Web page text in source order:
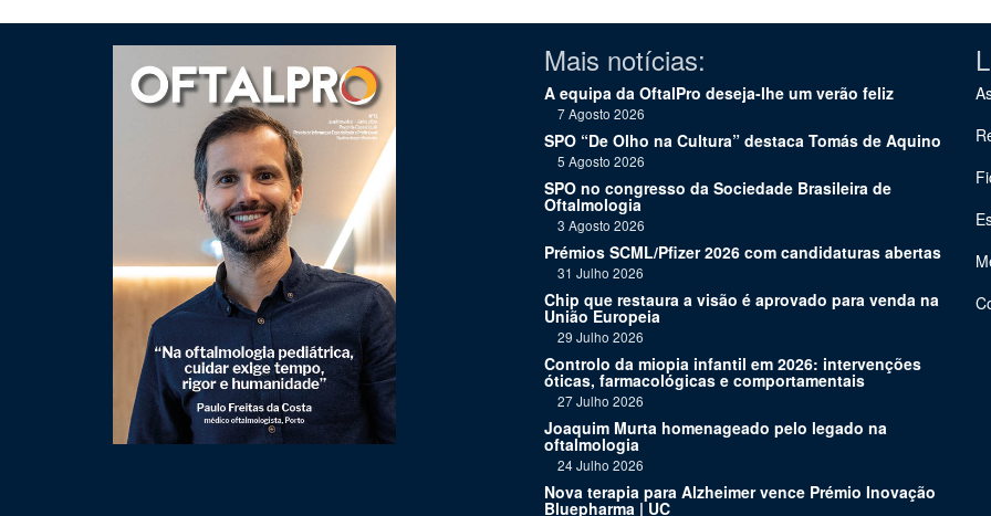
Clique para ler
Mais notícias:
A equipa da OftalPro deseja-lhe um verão feliz
7 Agosto 2026
SPO “De Olho na Cultura” destaca Tomás de Aquino
5 Agosto 2026
SPO no congresso da Sociedade Brasileira de
Oftalmologia
3 Agosto 2026
Prémios SCML/Pfizer 2026 com candidaturas abertas
31 Julho 2026
Chip que restaura a visão é aprovado para venda na
União Europeia
29 Julho 2026
Controlo da miopia infantil em 2026: intervenções
óticas, farmacológicas e comportamentais
27 Julho 2026
Joaquim Murta homenageado pelo legado na
oftalmologia
24 Julho 2026
Nova terapia para Alzheimer vence Prémio Inovação
Bluepharma | UC